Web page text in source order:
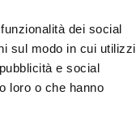
dei social
sul modo in cui utilizzi
e social
loro o che hanno